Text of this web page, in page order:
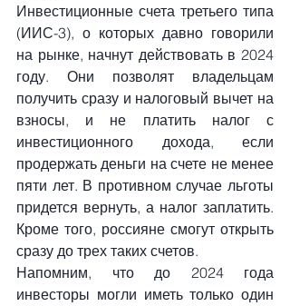
Инвестиционные счета третьего типа
(ИИС-3), о которых давно говорили
на рынке, начнут действовать в 2024
году. Они позволят владельцам
получить сразу и налоговый вычет на
взносы, и не платить налог с
инвестиционного дохода, если
продержать деньги на счете не менее
пяти лет. В противном случае льготы
придется вернуть, а налог заплатить.
Кроме того, россияне смогут открыть
сразу до трех таких счетов.
Напомним, что до 2024 года
инвесторы могли иметь только один